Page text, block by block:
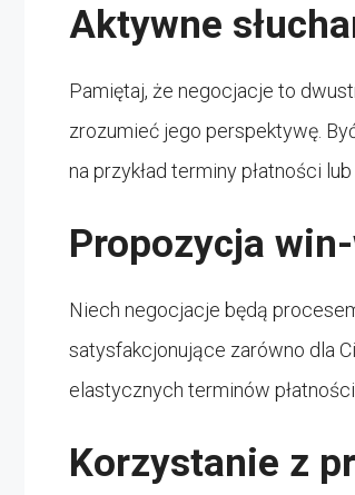
Aktywne
Pamiętaj, że negocjacje to
zrozumieć jego perspektywę.
na przykład terminy płatności
Propozycja
Niech negocjacje będą
satysfakcjonujące zarówno dla
elastycznych terminów
Korzystanie z